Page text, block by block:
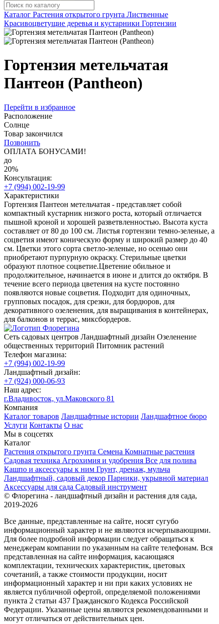
Каталог Растения открытого грунта Лиственные
Красивоцветущие деревья и кустарники Гортензии
Гортензия метельчатая
Пантеон (Pantheon)
Перейти в избранное
Расположение
Солнце
Товар закончился
Позвонить
ОПЛАТА БОНУСАМИ!
до
20%
Консультация:
+7 (994) 002-19-99
Характеристики
Гортензия Пантеон метельчатая - представляет собой
компактный кустарник низкого роста, который отличается
пышной кроной и хорошей разветвленностью. Высота куста
составляет от 80 до 100 см. Листья гортензии темно-зеленые, а
соцветия имеют коническую форму и широкий размер до 40
см. Цветки этого сорта светло-зеленые, но осенью они
приобретают пурпурную окраску. Стерильные цветки
образуют плотное соцветие.Цветение обильное и
продолжительное, начинается в июне и длится до октября. В
течение всего периода цветения на кусте постоянно
появляются новые соцветия. Подходит для одиночных,
групповых посадок, для срезки, для бордюров, для
декоративного озеленения, для выращивания в контейнерах,
для балконов и террас, миксбордеров.
Сеть садовых центров Ландшафтный дизайн Озеленение
общественных территорий Питомник растений
Телефон магазина:
+7 (994) 002-19-99
Ландшафтный дизайн:
+7 (924) 000-06-93
Наш адрес:
г.Владивосток, ул.Маковского 81
Компания
Каталог товаров Ландшафтные истории Ландшафтное бюро
Услуги Контакты О нас
Мы в соцсетях
Каталог
Растения открытого грунта Семена Комнатные растения
Садовая техника Агрохимия и удобрения Все для полива
Кашпо и аксессуары к ним Грунт, дренаж, мульча
Ландшафтный, садовый декор Парники, укрывной материал
Аксессуары для сада Садовый инструмент
© Флорегина - ландшафтный дизайн и растения для сада,
2019-2026
Все данные, представленные на сайте, носят сугубо
информационный характер и не являются исчерпывающими.
Для более подробной информации следует обращаться к
менеджерам компании по указанным на сайте телефонам. Вся
представленная на сайте информация, касающаяся
комплектации, технических характеристик, цветовых
сочетаний, а также стоимости продукции, носит
информационный характер и ни при каких условиях не
является публичной офертой, определяемой положениями
пункта 2 статьи 437 Гражданского Кодекса Российской
Федерации. Указанные цены являются рекомендованными и
могут отличаться от действительных цен.